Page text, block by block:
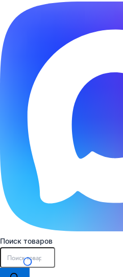
Поиск товаров